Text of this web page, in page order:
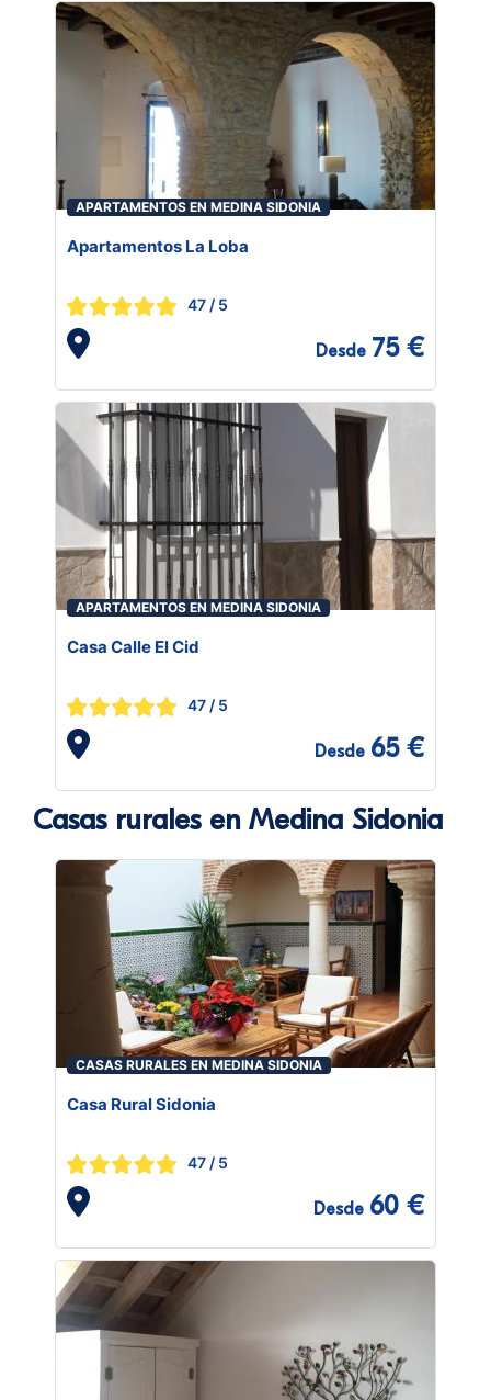
APARTAMENTOS EN MEDINA SIDONIA
Apartamentos La Loba
47 / 5
Desde 75 €
APARTAMENTOS EN MEDINA SIDONIA
Casa Calle El Cid
47 / 5
Desde 65 €
Casas rurales en Medina Sidonia
CASAS RURALES EN MEDINA SIDONIA
Casa Rural Sidonia
47 / 5
Desde 60 €